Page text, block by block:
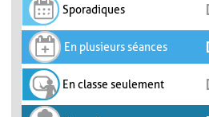
Sporadiques
En plusieurs séances
En classe seulement